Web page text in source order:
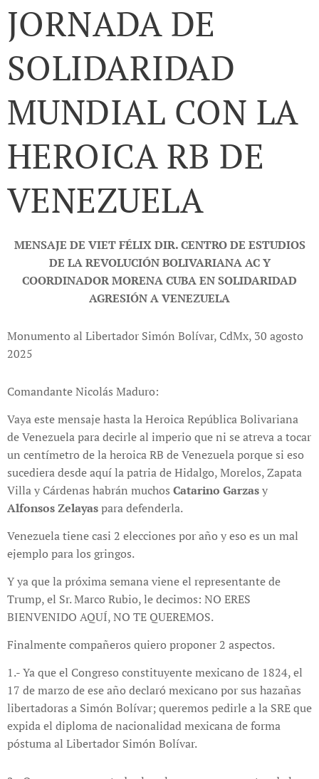
JORNADA DE
SOLIDARIDAD
MUNDIAL CON LA
HEROICA RB DE
VENEZUELA
MENSAJE DE VIET FÉLIX DIR. CENTRO DE ESTUDIOS
DE LA REVOLUCIÓN BOLIVARIANA AC Y
COORDINADOR MORENA CUBA EN SOLIDARIDAD
AGRESIÓN A VENEZUELA
Monumento al Libertador Simón Bolívar, CdMx, 30 agosto
2025
Comandante Nicolás Maduro:
Vaya este mensaje hasta la Heroica República Bolivariana
de Venezuela para decirle al imperio que ni se atreva a tocar
un centímetro de la heroica RB de Venezuela porque si eso
sucediera desde aquí la patria de Hidalgo, Morelos, Zapata
Villa y Cárdenas habrán muchos Catarino Garzasy
Alfonsos Zelayaspara defenderla.
Venezuela tiene casi 2 elecciones por año y eso es un mal
ejemplo para los gringos.
Y ya que la próxima semana viene el representante de
Trump, el Sr. Marco Rubio, le decimos: NO ERES
BIENVENIDO AQUÍ, NO TE QUEREMOS.
Finalmente compañeros quiero proponer 2 aspectos.
1.- Ya que el Congreso constituyente mexicano de 1824, el
17 de marzo de ese año declaró mexicano por sus hazañas
libertadoras a Simón Bolívar; queremos pedirle a la SRE que
expida el diploma de nacionalidad mexicana de forma
póstuma al Libertador Simón Bolívar.